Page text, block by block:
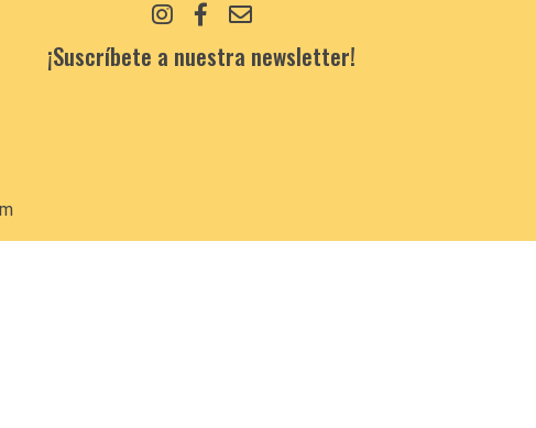
¡Suscríbete a nuestra newsletter!